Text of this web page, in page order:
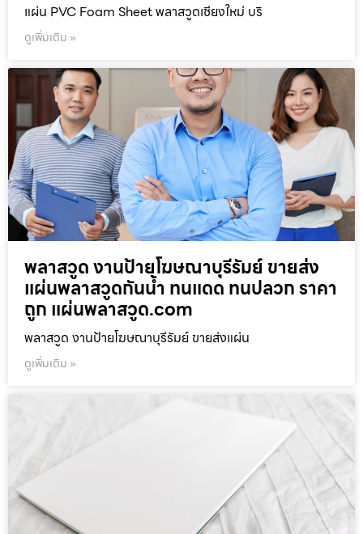
แผ่น PVC Foam Sheet พลาสวูดเชียงใหม่ บริ
ดูเพิ่มเติม »
พลาสวูด งานป้ายโฆษณาบุรีรัมย์ ขายส่ง
แผ่นพลาสวูดกันน้ำ ทนแดด ทนปลวก ราคา
ถูก แผ่นพลาสวูด.com
พลาสวูด งานป้ายโฆษณาบุรีรัมย์ ขายส่งแผ่น
ดูเพิ่มเติม »